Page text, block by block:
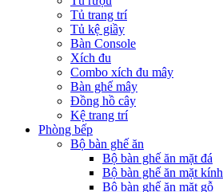
Tủ trang trí
Tủ kệ giầy
Bàn Console
Xích đu
Combo xích đu mây
Bàn ghế mây
Đồng hồ cây
Kệ trang trí
Phòng bếp
Bộ bàn ghế ăn
Bộ bàn ghế ăn mặt đá
Bộ bàn ghế ăn mặt kính
Bộ bàn ghế ăn mặt gỗ